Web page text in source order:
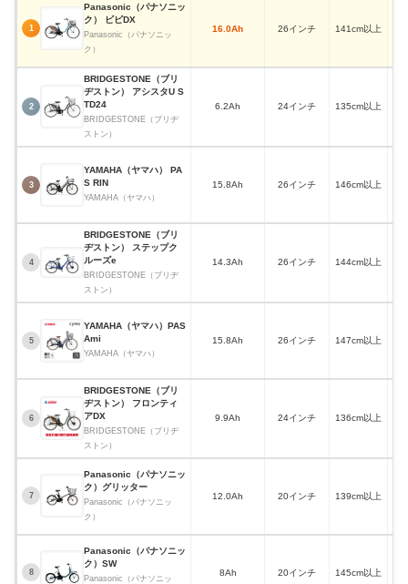
1
Panasonic（パナソニッ
ク） ビビDX
Panasonic（パナソニッ
ク）
16.0Ah 26インチ 141cm以上
2
BRIDGESTONE（ブリ
ヂストン） アシスタU S
TD24
BRIDGESTONE（ブリヂ
ストン）
6.2Ah 24インチ 135cm以上
3
YAMAHA（ヤマハ） PA
S RIN
YAMAHA（ヤマハ）
15.8Ah 26インチ 146cm以上
4
BRIDGESTONE（ブリ
ヂストン） ステップク
ルーズe
BRIDGESTONE（ブリヂ
ストン）
14.3Ah 26インチ 144cm以上
5
YAMAHA（ヤマハ）PAS
Ami
YAMAHA（ヤマハ）
15.8Ah 26インチ 147cm以上
6
BRIDGESTONE（ブリ
ヂストン） フロンティ
アDX
BRIDGESTONE（ブリヂ
ストン）
9.9Ah 24インチ 136cm以上
7
Panasonic（パナソニッ
ク）グリッター
Panasonic（パナソニッ
ク）
12.0Ah 20インチ 139cm以上
8
Panasonic（パナソニッ
ク）SW
Panasonic（パナソニッ
8Ah 20インチ 145cm以上